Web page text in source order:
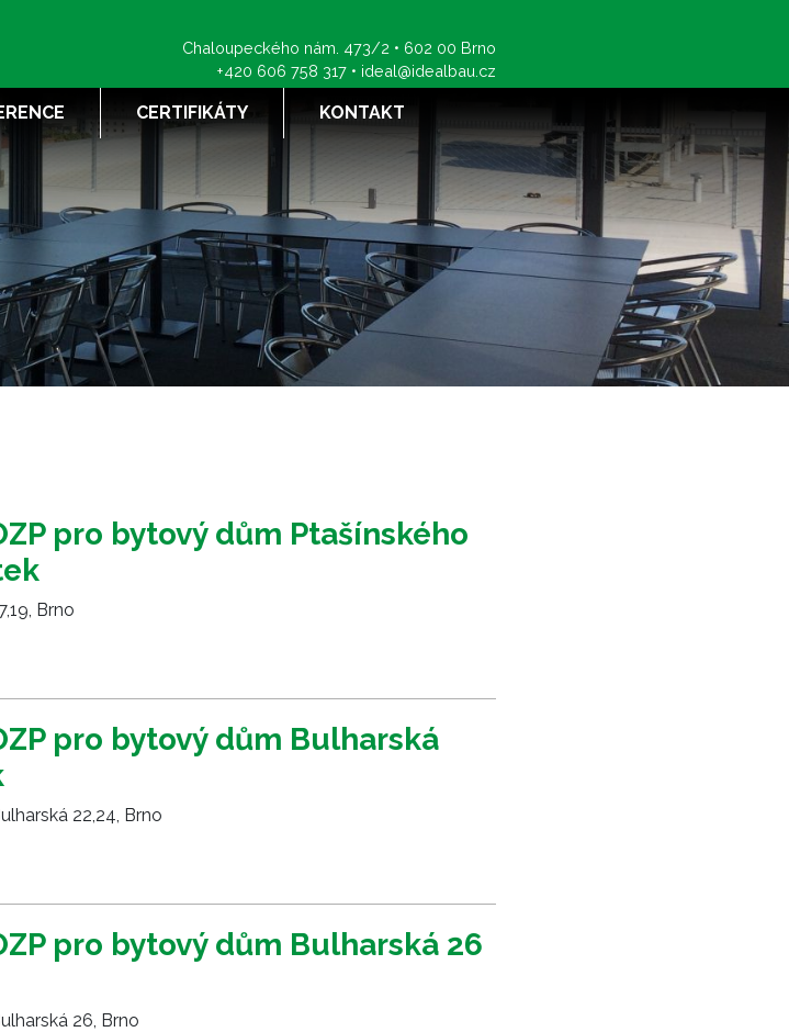
Chaloupeckého nám. 473/2 • 602 00 Brno
+420 606 758 317• ideal@idealbau.cz
CERTIFIKÁTY KONTAKT
pro bytový dům Ptašínského
Brno
pro bytový dům Bulharská
22,24, Brno
pro bytový dům Bulharská 26
26, Brno